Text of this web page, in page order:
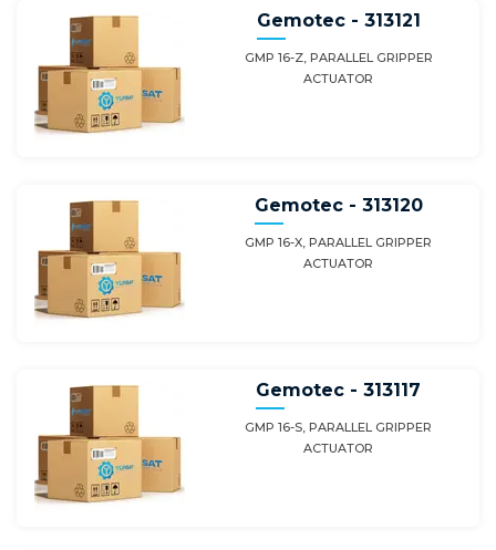
Gemotec - 313121
GMP 16-Z, PARALLEL GRIPPER
ACTUATOR
Gemotec - 313120
GMP 16-X, PARALLEL GRIPPER
ACTUATOR
Gemotec - 313117
GMP 16-S, PARALLEL GRIPPER
ACTUATOR